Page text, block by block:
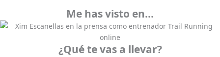
Me has visto en...
¿Qué te vas a llevar?